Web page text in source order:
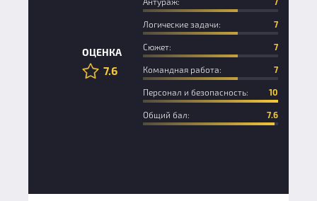
ОЦЕНКА
7.6
Логические задачи: 7
Сюжет: 7
Командная работа: 7
Персонал и безопасность: 10
Общий бал: 7.6